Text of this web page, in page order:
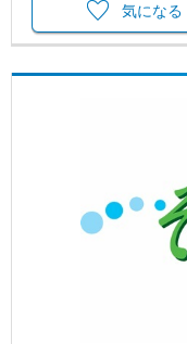
気になる